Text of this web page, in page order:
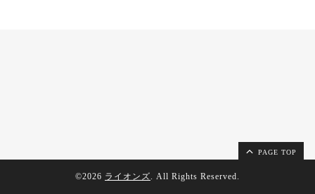
PAGE TOP
©2026 ライオンズ. All Rights Reserved.